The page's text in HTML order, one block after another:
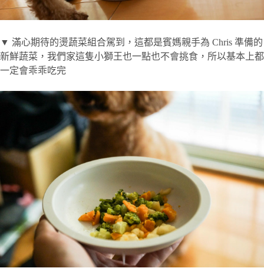
▼ 滿心期待的燙蔬菜組合駕到，這都是賓媽親手為 Chris 準備的
新鮮蔬菜，我們家這隻小獅王也一點也不會挑食，所以基本上都
一定會乖乖吃完